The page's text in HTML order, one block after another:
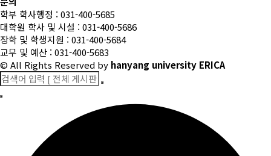
학부 학사행정 : 031-400-5685
대학원 학사 및 시설 : 031-400-5686
장학 및 학생지원 : 031-400-5684
교무 및 예산 : 031-400-5683
© All Rights Reserved by hanyang university ERICA